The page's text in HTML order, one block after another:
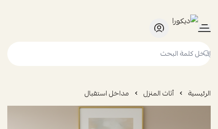
ديكورا
الرئيسية أثاث المنزل مداخل استقبال